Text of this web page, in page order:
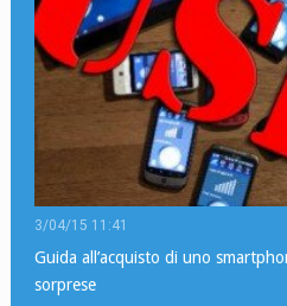
3/04/15 11:41
Guida all’acquisto di uno
sorprese